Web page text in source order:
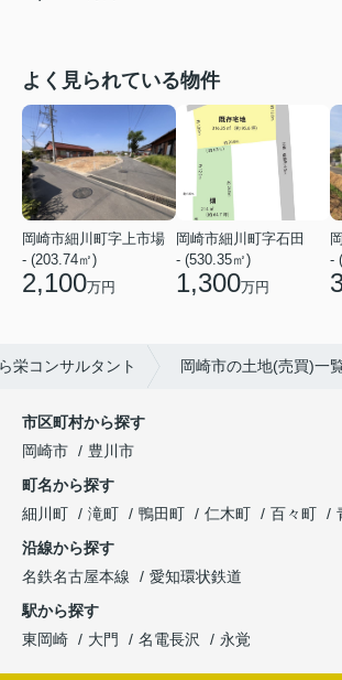
よく見られている物件
岡崎市細川町字上市場
- (203.74㎡)
2,100万円
岡崎市細川町字石田
- (530.35㎡)
1,300万円
-
栄コンサルタント 岡崎市の土地(売買)一
市区町村から探す
岡崎市
豊川市
町名から探す
細川町
滝町 鴨田町 仁木町 百々町
沿線から探す
名鉄名古屋本線
愛知環状鉄道
駅から探す
東岡崎
大門 名電長沢 永覚